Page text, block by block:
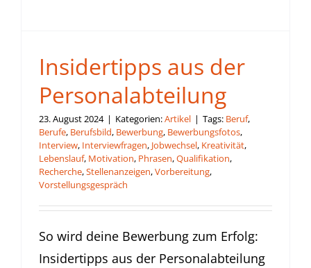
Insidertipps aus der
Personalabteilung
23. August 2024 | Kategorien:Artikel | Tags: Beruf,
Berufe, Berufsbild, Bewerbung, Bewerbungsfotos,
Interview, Interviewfragen, Jobwechsel, Kreativität,
Lebenslauf, Motivation, Phrasen,Qualifikation,
Recherche,Stellenanzeigen,Vorbereitung,
Vorstellungsgespräch
So wird deine Bewerbung zum Erfolg:
Insidertipps aus der Personalabteilung